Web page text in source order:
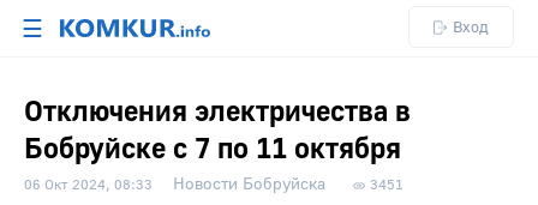
☰ Вход
Отключения электричества в
Бобруйске с 7 по 11 октября
06 Окт 2024, 08:33 Новости Бобруйска 3451